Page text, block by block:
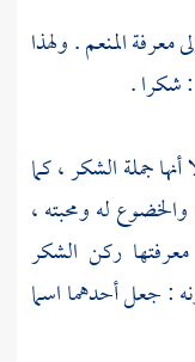
معرفة المنعم . ولهذا
: شكرا .
جملة الشكر ، كما
والخضوع له ومحبته ،
ركن الشكر
: جعل أحدهما اسما